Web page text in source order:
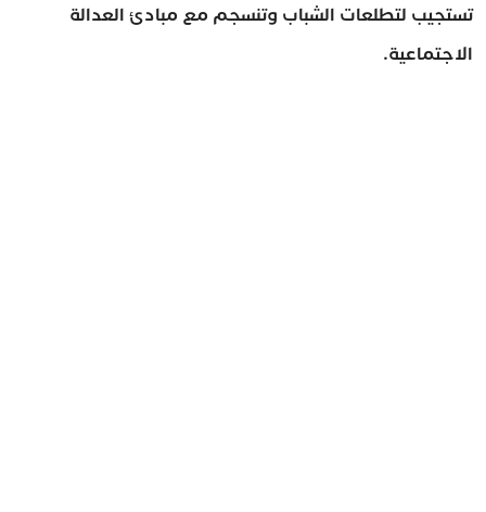
تستجيب لتطلعات الشباب وتنسجم مع مبادئ العدالة
الاجتماعية.